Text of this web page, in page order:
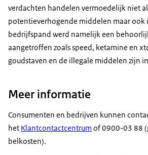
verdachten handelen vermoedelijk niet
potentieverhogende middelen maar ook
bedrijfspand werd namelijk een
aangetroffen zoals speed, ketamine en
goudstaven en de illegale middelen zijn
Meer informatie
Consumenten en bedrijven kunnen
het Klantcontactcentrum of 0900-03 88
belkosten).